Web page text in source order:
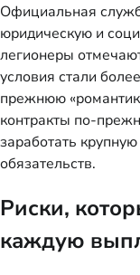
Официальная
юридическую и
легионеры
условия стали
прежнюю
контракты по-
заработать
обязательств.
Риски,
каждую